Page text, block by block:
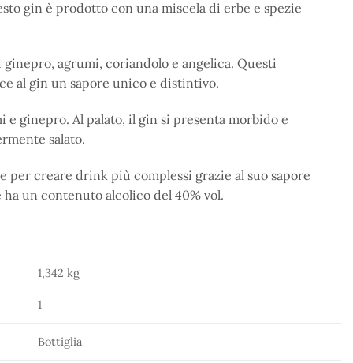
gin è prodotto con una miscela di erbe e spezie
agrumi, coriandolo e angelica. Questi
al gin un sapore unico e distintivo.
e ginepro. Al palato, il gin si presenta morbido e
salato.
creare drink più complessi grazie al suo sapore
un contenuto alcolico del 40% vol.
1,342 kg
1
Bottiglia